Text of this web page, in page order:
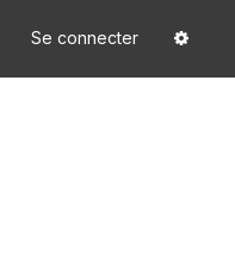
Se connecter